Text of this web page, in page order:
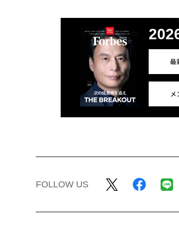
最
メ
FOLLOW US